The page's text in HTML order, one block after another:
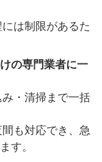
は制限があるた
の専門業者に一
・清掃まで一括
も対応でき、急
す。